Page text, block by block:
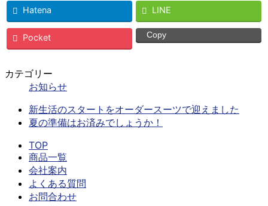
Hatena LINE
Pocket Copy
カテゴリー
お知らせ
新生活のスタートをオーダースーツで迎えました
夏の準備はお済みでしょうか！
TOP
商品一覧
会社案内
よくある質問
お問合わせ